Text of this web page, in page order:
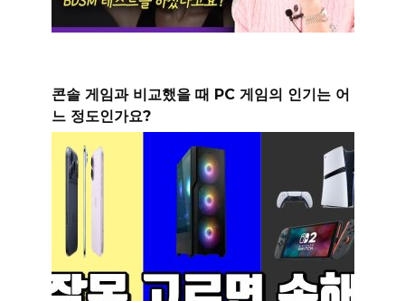
콘솔 게임과 비교했을 때 PC 게임의 인기는 어
느 정도인가요?